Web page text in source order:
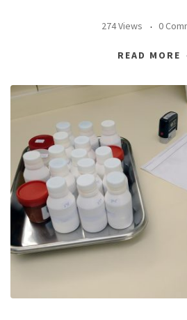
274 Views 0
READ MORE